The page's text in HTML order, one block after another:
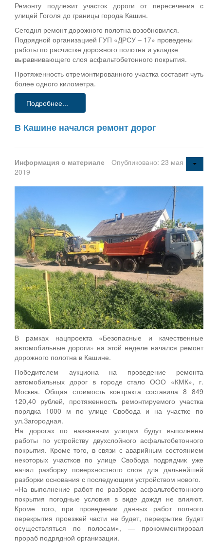
Ремонту подлежит участок дороги от пересечения с
улицей Гоголя до границы города Кашин.
Сегодня ремонт дорожного полотна возобновился.
Подрядной организацией ГУП «ДРСУ – 17» проведены
работы по расчистке дорожного полотна и укладке
выравнивающего слоя асфальтобетонного покрытия.
Протяженность отремонтированного участка составит чуть
более одного километра.
Подробнее...
В Кашине начался ремонт дорог
Информация о материале
Опубликовано: 23 мая
2019
В рамках нацпроекта «Безопасные и качественные
автомобильные дороги» на этой неделе начался ремонт
дорожного полотна в Кашине.
Победителем аукциона на проведение ремонта
автомобильных дорог в городе стало ООО «КМК», г.
Москва. Общая стоимость контракта составила 8 849
120,40 рублей, протяженность ремонтируемого участка
порядка 1000 м по улице Свобода и на участке по
ул.Загородная.
На дорогах по названным улицам будут выполнены
работы по устройству двухслойного асфальтобетонного
покрытия. Кроме того, в связи с аварийным состоянием
некоторых участков по улице Свобода подрядчик уже
начал разборку поверхностного слоя для дальнейшей
разборки основания с последующим устройством нового.
«На выполнение работ по разборке асфальтобетонного
покрытия погодные условия в виде дождя не влияют.
Кроме того, при проведении данных работ полного
перекрытия проезжей части не будет, перекрытие будет
осуществляться по полосам», — прокомментировал
прораб подрядной организации.